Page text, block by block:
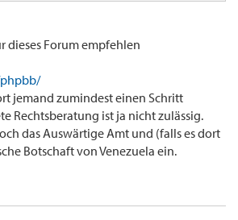
dieses Forum empfehlen
jemand zumindest einen Schritt
Rechtsberatung ist ja nicht zulässig.
das Auswärtige Amt und (falls es dort
Botschaft von Venezuela ein.